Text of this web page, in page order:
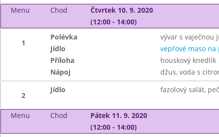
Menu Chod
Čtvrtek 10. 9. 2020
(12:00 - 14:00)
1
Polévka
vývar s vaječnou
Jídlo
vepřové maso na
Příloha
houskový knedlík
Nápoj
džus, voda s
2
Jídlo fazolový salát,
Menu Chod
Pátek 11. 9. 2020
(12:00 - 14:00)